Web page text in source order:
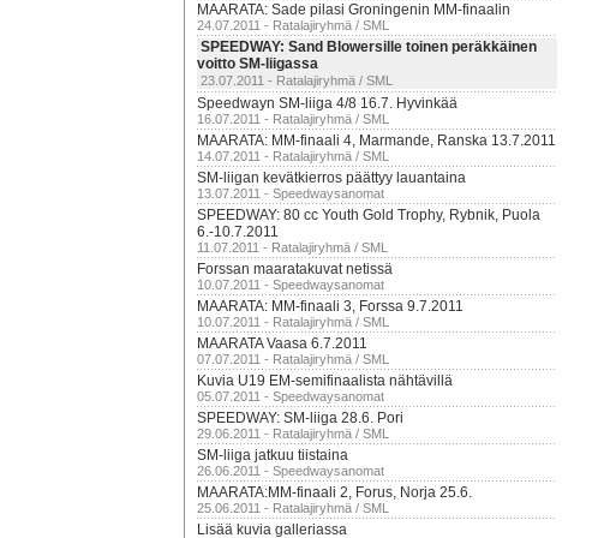
MAARATA: Sade pilasi Groningenin MM-finaalin
24.07.2011 - Ratalajiryhmä / SML
SPEEDWAY: Sand Blowersille toinen peräkkäinen
voitto SM-liigassa
23.07.2011 - Ratalajiryhmä / SML
Speedwayn SM-liiga 4/8 16.7. Hyvinkää
16.07.2011 - Ratalajiryhmä / SML
MAARATA: MM-finaali 4, Marmande, Ranska 13.7.2011
14.07.2011 - Ratalajiryhmä / SML
SM-liigan kevätkierros päättyy lauantaina
13.07.2011 - Speedwaysanomat
SPEEDWAY: 80 cc Youth Gold Trophy, Rybnik, Puola
6.-10.7.2011
11.07.2011 - Ratalajiryhmä / SML
Forssan maaratakuvat netissä
10.07.2011 - Speedwaysanomat
MAARATA: MM-finaali 3, Forssa 9.7.2011
10.07.2011 - Ratalajiryhmä / SML
MAARATA Vaasa 6.7.2011
07.07.2011 - Ratalajiryhmä / SML
Kuvia U19 EM-semifinaalista nähtävillä
05.07.2011 - Speedwaysanomat
SPEEDWAY: SM-liiga 28.6. Pori
29.06.2011 - Ratalajiryhmä / SML
SM-liiga jatkuu tiistaina
26.06.2011 - Speedwaysanomat
MAARATA:MM-finaali 2, Forus, Norja 25.6.
25.06.2011 - Ratalajiryhmä / SML
Lisää kuvia galleriassa